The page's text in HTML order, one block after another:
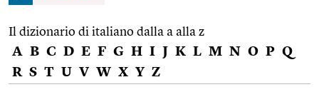
Il dizionario di italiano dalla a alla z
A B C D E F G H I J K L M N O P Q
R S T U V W X Y Z